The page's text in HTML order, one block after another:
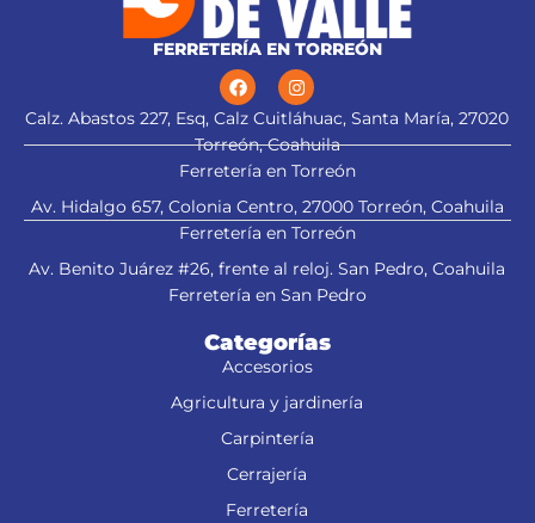
FERRETERÍA EN TORREÓN
Calz. Abastos 227, Esq, Calz Cuitláhuac, Santa María, 27020
Torreón, Coahuila
Ferretería en Torreón
Av. Hidalgo 657, Colonia Centro, 27000 Torreón, Coahuila
Ferretería en Torreón
Av. Benito Juárez #26, frente al reloj. San Pedro, Coahuila
Ferretería en San Pedro
Categorías
Accesorios
Agricultura y jardinería
Carpintería
Cerrajería
Ferretería